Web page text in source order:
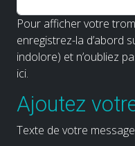
Pour afficher votre
enregistrez-la d’abord
indolore) et n’oubliez
ici.
Ajoutez
Texte de votre message